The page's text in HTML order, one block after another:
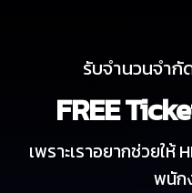
รับจำนวนจำกั
FREE
เพราะเราอยากช่วยให้
พนัก